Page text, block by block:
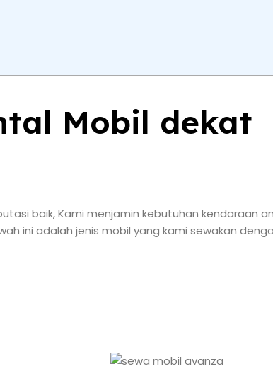
Mobil dekat
baik, Kami menjamin kebutuhan kendaraan
ini adalah jenis mobil yang kami sewakan